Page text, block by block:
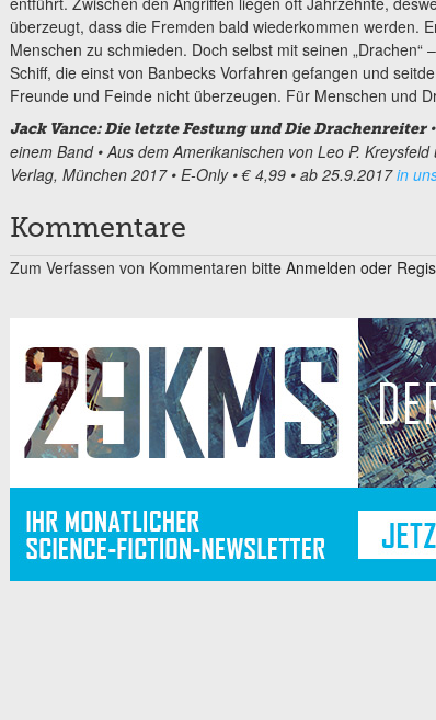
überzeugt, dass die Fremden bald wiederkommen werden.
Menschen zu schmieden. Doch selbst mit seinen „Drachen“
Schiff, die einst von Banbecks Vorfahren gefangen und
Freunde und Feinde nicht überzeugen. Für Menschen und
Jack Vance: Die letzte Festung und Die Drachenreiter
einem Band • Aus dem Amerikanischen von Leo P.
Verlag, München 2017 • E-Only • € 4,99 • ab 25.9.2017in
Kommentare
Zum Verfassen von Kommentaren bitte Anmelden oder